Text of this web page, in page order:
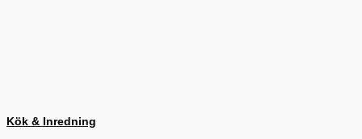
Kök & Inredning